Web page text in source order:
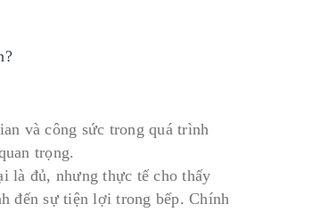
và công sức trong quá trình
trọng.
là đủ, nhưng thực tế cho thấy
đến sự tiện lợi trong bếp. Chính